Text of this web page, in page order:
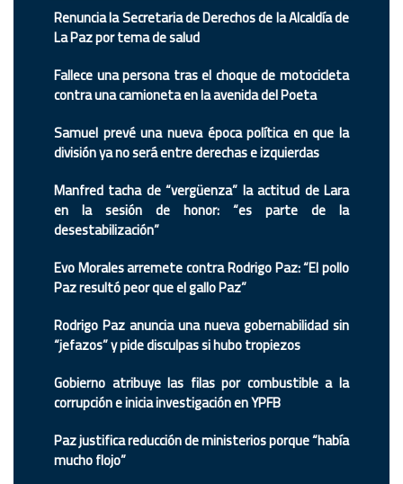
Renuncia la Secretaria de Derechos de la Alcaldía de
La Paz por tema de salud
Fallece una persona tras el choque de motocicleta
contra una camioneta en la avenida del Poeta
Samuel prevé una nueva época política en que la
división ya no será entre derechas e izquierdas
Manfred tacha de “vergüenza” la actitud de Lara
en la sesión de honor: “es parte de la
desestabilización”
Evo Morales arremete contra Rodrigo Paz: “El pollo
Paz resultó peor que el gallo Paz”
Rodrigo Paz anuncia una nueva gobernabilidad sin
“jefazos” y pide disculpas si hubo tropiezos
Gobierno atribuye las filas por combustible a la
corrupción e inicia investigación en YPFB
Paz justifica reducción de ministerios porque “había
mucho flojo”